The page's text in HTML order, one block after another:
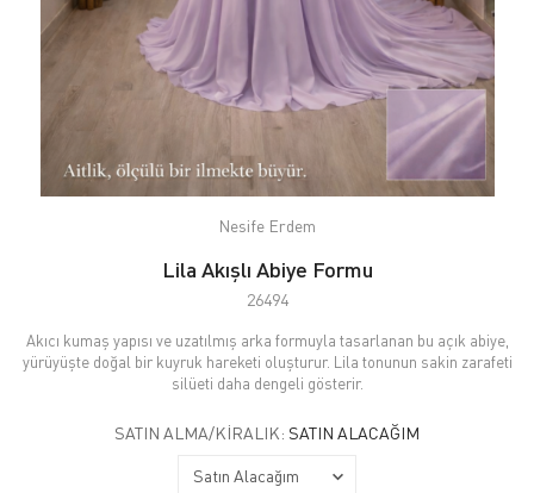
Nesife Erdem
Lila Akışlı Abiye Formu
26494
Akıcı kumaş yapısı ve uzatılmış arka formuyla tasarlanan bu açık abiye,
yürüyüşte doğal bir kuyruk hareketi oluşturur. Lila tonunun sakin zarafeti
silüeti daha dengeli gösterir.
SATIN ALMA/KIRALIK: SATIN ALACAĞIM